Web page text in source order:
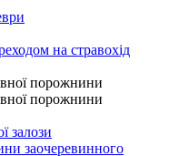
на стравохід
порожнини
порожнини
залози
заочеревинного